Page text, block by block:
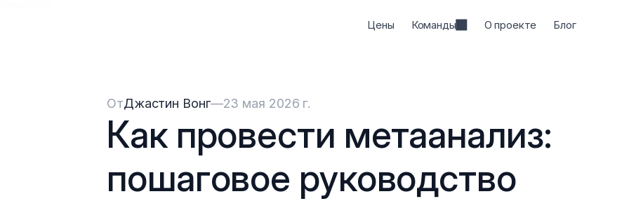
Цены Команды О проекте Блог
ОтДжастин Вонг—23 мая 2026 г.
Как провести метаанализ:
пошаговое руководство